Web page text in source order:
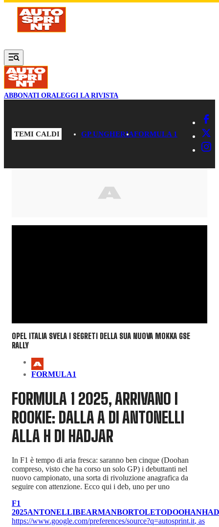
Vai al contenuto principale
ABBONATI ORALEGGI LA RIVISTA
TEMI CALDI GP UNGHERIAFORMULA 1
OPEL ITALIA SVELA I SEGRETI DELLA SUA NUOVA MOKKA GSE
RALLY
FORMULA1
FORMULA 1 2025, ARRIVANO I
ROOKIE: DALLA A DI ANTONELLI
ALLA H DI HADJAR
In F1 è tempo di aria fresca: saranno ben cinque (Doohan
compreso, visto che ha corso un solo GP) i debuttanti nel
nuovo campionato, una sorta di rivoluzione anagrafica da
seguire con attenzione. Ecco qui i deb, uno per uno
F1
2025ANTONELLIBEARMANBORTOLETODOOHAN
https://www.google.com/preferences/source?q=autosprint.it, as